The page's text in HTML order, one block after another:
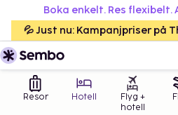
Boka enkelt. Res
💦 Just nu: Kampanjpriser på
Resor Hotell
Flyg +
hotell